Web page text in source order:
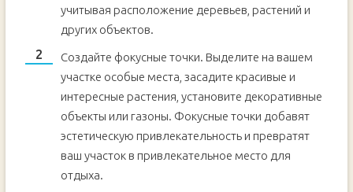
учитывая расположение деревьев, растений и
других объектов.
Создайте фокусные точки. Выделите на вашем
участке особые места, засадите красивые и
интересные растения, установите декоративные
объекты или газоны. Фокусные точки добавят
эстетическую привлекательность и превратят
ваш участок в привлекательное место для
отдыха.